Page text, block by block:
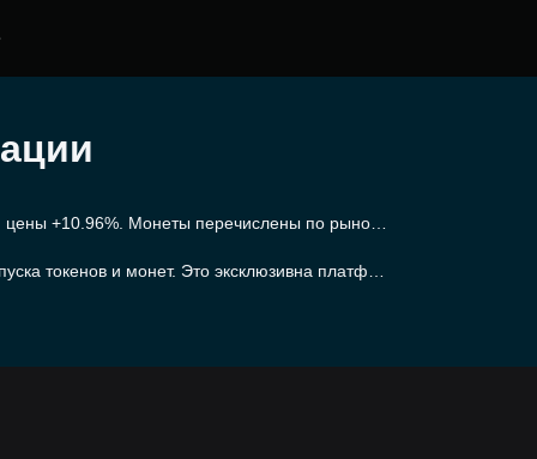
+10.96%. Монеты перечислены по рыночн
токенов и монет. Это эксклюзивна платфор